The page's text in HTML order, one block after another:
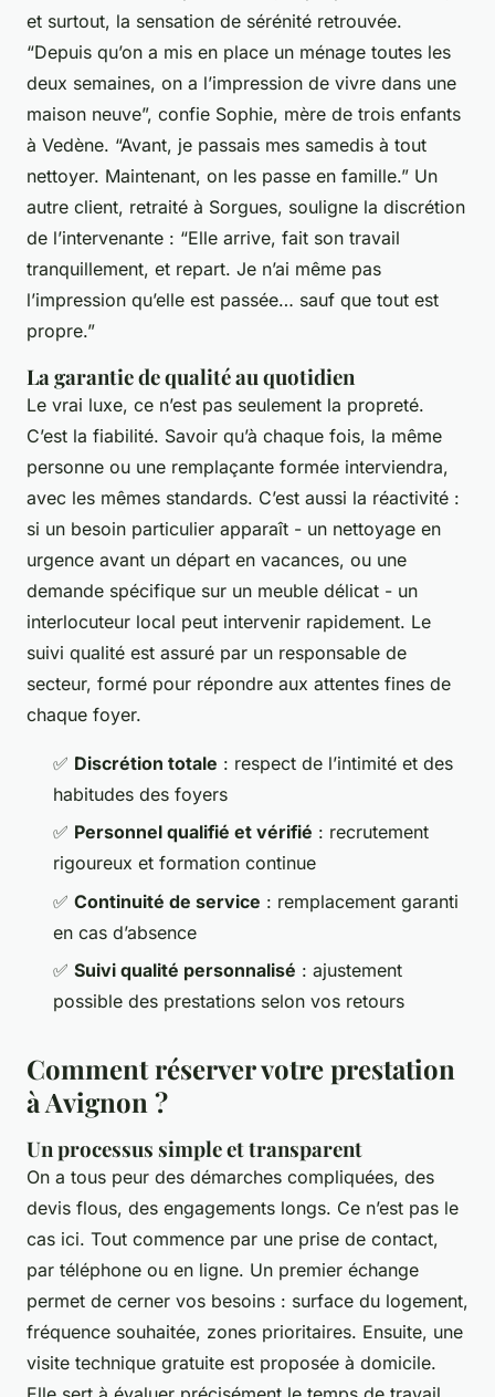
et surtout, la sensation de sérénité retrouvée.
“Depuis qu’on a mis en place un ménage toutes les
deux semaines, on a l’impression de vivre dans une
maison neuve”, confie Sophie, mère de trois enfants
à Vedène. “Avant, je passais mes samedis à tout
nettoyer. Maintenant, on les passe en famille.” Un
autre client, retraité à Sorgues, souligne la discrétion
de l’intervenante : “Elle arrive, fait son travail
tranquillement, et repart. Je n’ai même pas
l’impression qu’elle est passée… sauf que tout est
propre.”
La garantie de qualité au quotidien
Le vrai luxe, ce n’est pas seulement la propreté.
C’est la fiabilité. Savoir qu’à chaque fois, la même
personne ou une remplaçante formée interviendra,
avec les mêmes standards. C’est aussi la réactivité :
si un besoin particulier apparaît - un nettoyage en
urgence avant un départ en vacances, ou une
demande spécifique sur un meuble délicat - un
interlocuteur local peut intervenir rapidement. Le
suivi qualité est assuré par un responsable de
secteur, formé pour répondre aux attentes fines de
chaque foyer.
✅ Discrétion totale : respect de l’intimité et des
habitudes des foyers
✅ Personnel qualifié et vérifié : recrutement
rigoureux et formation continue
✅ Continuité de service : remplacement garanti
en cas d’absence
✅ Suivi qualité personnalisé : ajustement
possible des prestations selon vos retours
Comment réserver votre prestation
à Avignon ?
Un processus simple et transparent
On a tous peur des démarches compliquées, des
devis flous, des engagements longs. Ce n’est pas le
cas ici. Tout commence par une prise de contact,
par téléphone ou en ligne. Un premier échange
permet de cerner vos besoins : surface du logement,
fréquence souhaitée, zones prioritaires. Ensuite, une
visite technique gratuite est proposée à domicile.